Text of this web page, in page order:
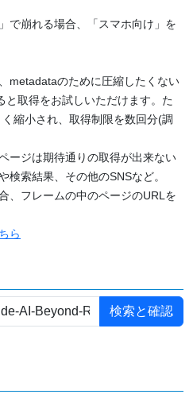
で崩れる場合、「スマホ向け」を
metadataのために圧縮したくない
と取得をお試しいただけます。た
縮小され、取得制限を数回分(調
ージは期待通りの取得が出来ない
検索結果、その他のSNSなど。
、フレームの中のページのURLを
ら